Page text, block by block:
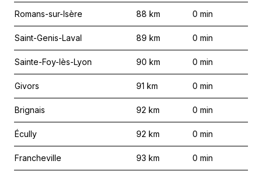
Romans-sur-Isère 88 km 0 min
Saint-Genis-Laval 89 km 0 min
Sainte-Foy-lès-Lyon 90 km 0 min
Givors 91 km 0 min
Brignais 92 km 0 min
Écully 92 km 0 min
Francheville 93 km 0 min